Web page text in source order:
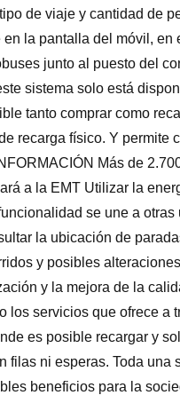
de viaje y cantidad de
la pantalla del móvil,
junto al puesto del
sistema solo está
tanto comprar como
recarga físico. Y permite
Más de
a la EMT Utilizar la
se une a
la ubicación de
y posibles
y la mejora de la
los servicios que ofrece a
es posible recargar y
filas ni esperas. Toda
beneficios para la